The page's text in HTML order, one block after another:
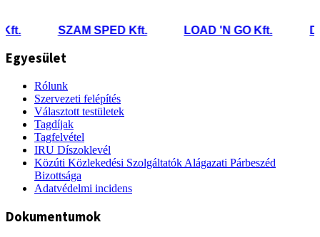
SZAM SPED Kft. LOAD 'N GO Kft.
Egyesület
Rólunk
Szervezeti felépítés
Választott testületek
Tagdíjak
Tagfelvétel
IRU Díszoklevél
Közúti Közlekedési Szolgáltatók Alágazati Párbeszéd
Bizottsága
Adatvédelmi incidens
Dokumentumok